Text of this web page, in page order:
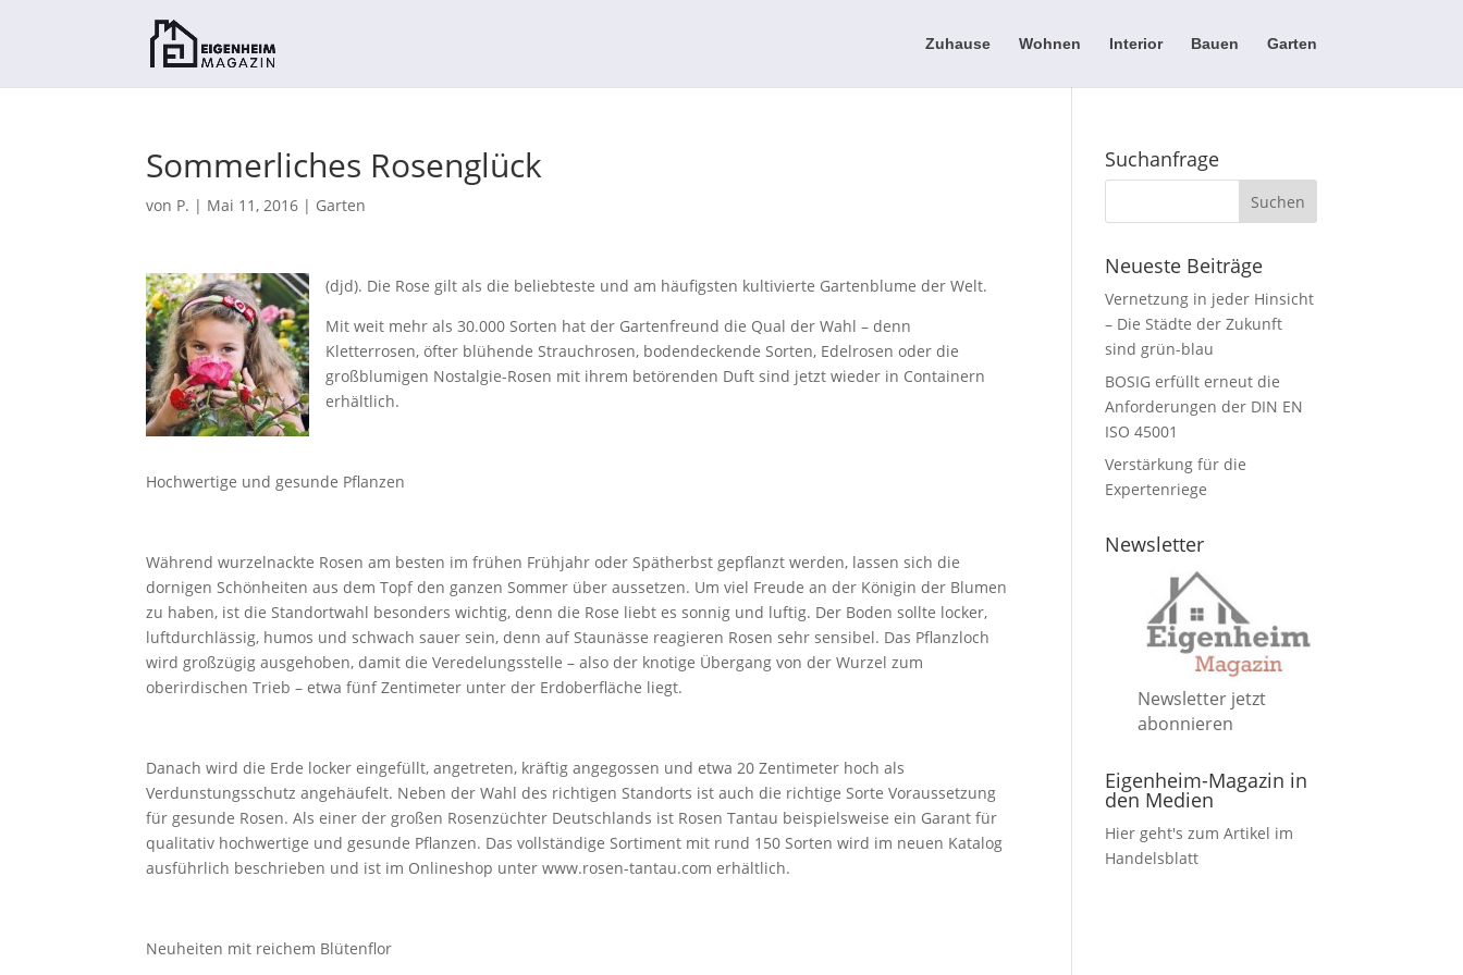
Zuhause Wohnen Interior Bauen Garten
Sommerliches Rosenglück
von P. | Mai 11, 2016 | Garten
(djd). Die Rose gilt als die beliebteste und am häufigsten kultivierte Gartenblume der Welt.
Mit weit mehr als 30.000 Sorten hat der Gartenfreund die Qual der Wahl – denn
Kletterrosen, öfter blühende Strauchrosen, bodendeckende Sorten, Edelrosen oder die
großblumigen Nostalgie-Rosen mit ihrem betörenden Duft sind jetzt wieder in Containern
erhältlich.
Hochwertige und gesunde Pflanzen
Während wurzelnackte Rosen am besten im frühen Frühjahr oder Spätherbst gepflanzt werden, lassen sich die
dornigen Schönheiten aus dem Topf den ganzen Sommer über aussetzen. Um viel Freude an der Königin der Blumen
zu haben, ist die Standortwahl besonders wichtig, denn die Rose liebt es sonnig und luftig. Der Boden sollte locker,
luftdurchlässig, humos und schwach sauer sein, denn auf Staunässe reagieren Rosen sehr sensibel. Das Pflanzloch
wird großzügig ausgehoben, damit die Veredelungsstelle – also der knotige Übergang von der Wurzel zum
oberirdischen Trieb – etwa fünf Zentimeter unter der Erdoberfläche liegt.
Danach wird die Erde locker eingefüllt, angetreten, kräftig angegossen und etwa 20 Zentimeter hoch als
Verdunstungsschutz angehäufelt. Neben der Wahl des richtigen Standorts ist auch die richtige Sorte Voraussetzung
für gesunde Rosen. Als einer der großen Rosenzüchter Deutschlands ist Rosen Tantau beispielsweise ein Garant für
qualitativ hochwertige und gesunde Pflanzen. Das vollständige Sortiment mit rund 150 Sorten wird im neuen Katalog
ausführlich beschrieben und ist im Onlineshop unter www.rosen-tantau.com erhältlich.
Neuheiten mit reichem Blütenflor
Suchanfrage
Neueste Beiträge
Vernetzung in jeder Hinsicht
– Die Städte der Zukunft
sind grün-blau
BOSIG erfüllt erneut die
Anforderungen der DIN EN
ISO 45001
Verstärkung für die
Expertenriege
Newsletter
Newsletter jetzt
abonnieren
Eigenheim-Magazin in
den Medien
Hier geht's zum Artikel im
Handelsblatt